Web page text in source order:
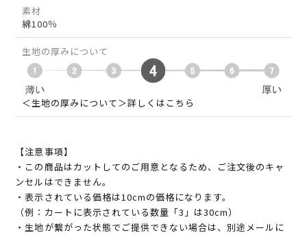
素材
綿100％
生地の厚みについて
＜生地の厚みについて＞詳しくはこちら
【注意事項】
・この商品はカットしてのご用意となるため、ご注文後のキャ
ンセルはできません。
・表示されている価格は10cmの価格になります。
（例：カートに表示されている数量「3」は30cm）
・生地が繋がった状態でご提供できない場合は、別途メールに